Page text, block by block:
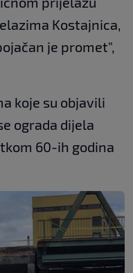
Kostajnica,
je promet",
koje su objavili
ograda dijela
60-ih godina